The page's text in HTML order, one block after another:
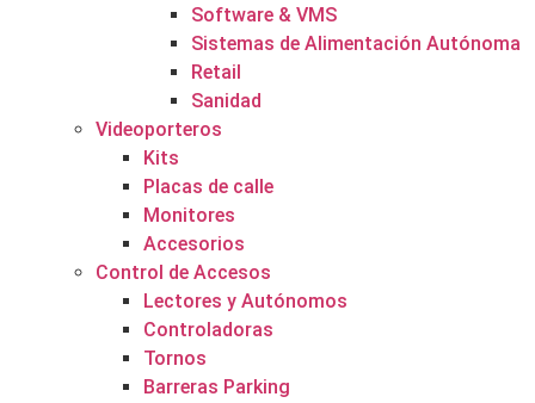
Software & VMS
Sistemas de Alimentación Autónoma
Retail
Sanidad
Videoporteros
Kits
Placas de calle
Monitores
Accesorios
Control de Accesos
Lectores y Autónomos
Controladoras
Tornos
Barreras Parking